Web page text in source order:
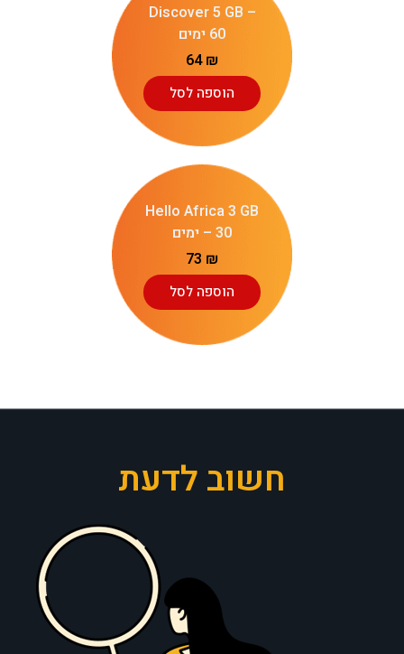
Discover 5 GB –
60 ימים
64₪
הוספה לסל
Hello Africa 3 GB
– 30 ימים
73 ₪
הוספה לסל
חשוב לדעת